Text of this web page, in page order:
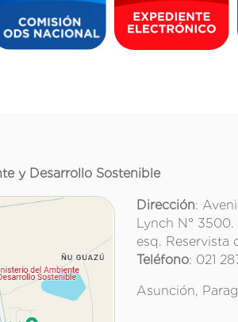
y Desarrollo Sostenible
Dirección:
Lynch N° 3500.
esq. Reservista
Teléfono: 021
Asunción,